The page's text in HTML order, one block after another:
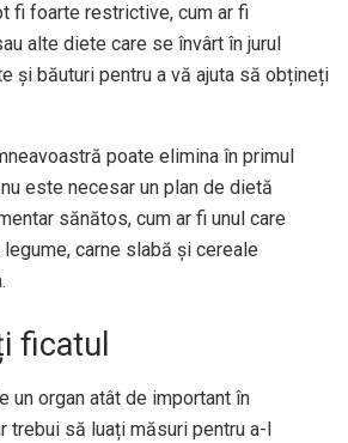
fi foarte restrictive, cum ar fi
alte diete care se învârt în jurul
și băuturi pentru a vă ajuta să obțineți
poate elimina în primul
este necesar un plan de dietă
sănătos, cum ar fi unul care
carne slabă și cereale
ficatul
un organ atât de important în
trebui să luați măsuri pentru a-l